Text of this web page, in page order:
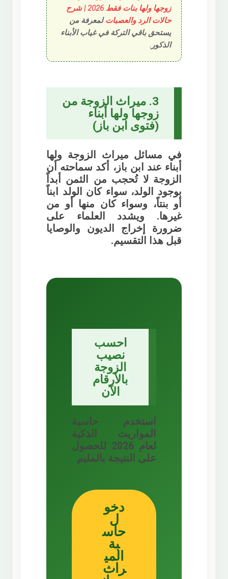
زوجها ولها بنات فقط 2026 | شرح
حالات الرد والعصباتلمعرفة من
يستحق باقي التركة في غياب الأبناء
الذكور.
3. ميراث الزوجة من
زوجها ولها أبناء
(فتوى ابن باز)
في مسائلميراث الزوجة ولها
أبناء عند ابن باز ، أكد سماحته أن
الزوجة لا تُحجب من الثمن أبداً
بوجود الولد، سواء كان الولد ابناً
أو بنتاً، وسواء كان منها أو من
غيرها. ويشدد العلماء على
ضرورة إخراج الديون والوصايا
قبل هذا التقسيم.
احسب
نصيب
الزوجة
بالأرقام
الآن
استخدم حاسبة
المواريث الذكية
لعام 2026 للحصول
على النتيجة بالمليم
دخو
حاس
المي
راث